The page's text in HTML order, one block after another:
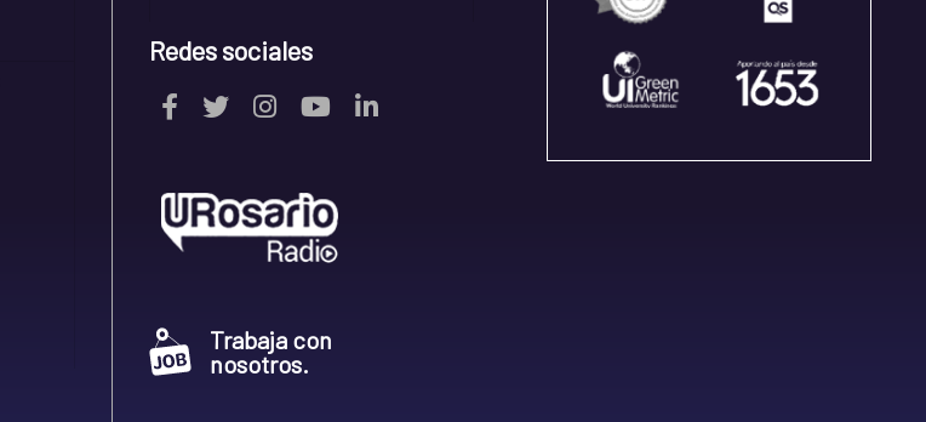
Redes sociales
Trabaja con
nosotros.